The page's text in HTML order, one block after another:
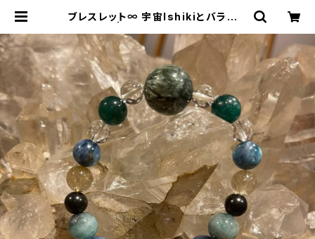
ブレスレット∞ 宇宙Ishikiとバランス
m Unity Space LLC.